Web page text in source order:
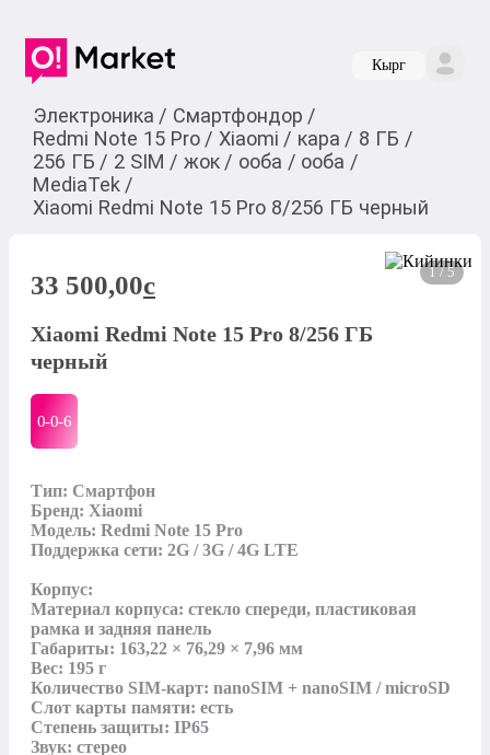
Кырг
Электроника / Смартфондор /
Redmi Note 15 Pro / Xiaomi / кара / 8 ГБ /
256 ГБ / 2 SIM / жок / ооба / ооба /
MediaTek /
Xiaomi Redmi Note 15 Pro 8/256 ГБ черный
1 / 5
33 500,00c
Xiaomi Redmi Note 15 Pro 8/256 ГБ
черный
0-0-6
Тип: Смартфон
Бренд: Xiaomi
Модель: Redmi Note 15 Pro
Поддержка сети: 2G / 3G / 4G LTE
Корпус:
Материал корпуса: стекло спереди, пластиковая
рамка и задняя панель
Габариты: 163,22 × 76,29 × 7,96 мм
Вес: 195 г
Количество SIM-карт: nanoSIM + nanoSIM / microSD
Слот карты памяти: есть
Степень защиты: IP65
Звук: стерео